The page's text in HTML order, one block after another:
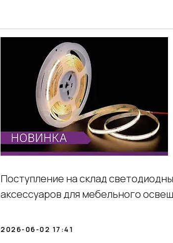
Поступление
Поступление на склад
аксессуаров для мебельного
2026-06-02 17:41